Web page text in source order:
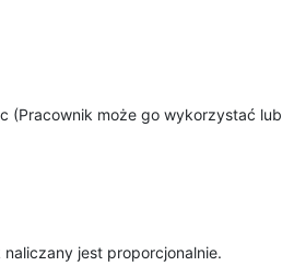
(Pracownik może go wykorzystać lub
jest proporcjonalnie.